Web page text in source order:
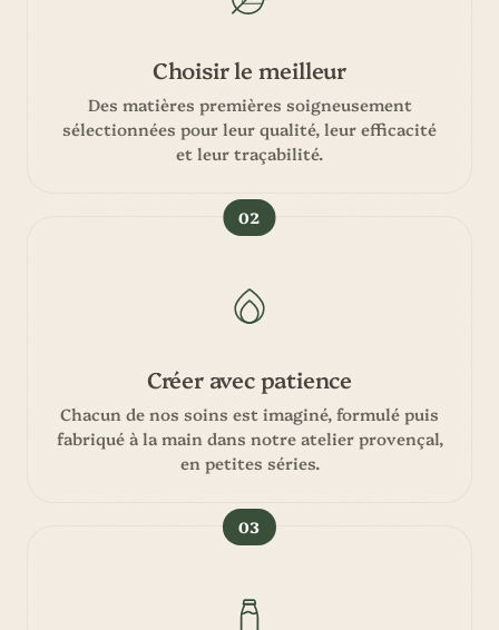
Choisir le meilleur
Des matières premières soigneusement
sélectionnées pour leur qualité, leur efficacité
et leur traçabilité.
02
Créer avec patience
Chacun de nos soins est imaginé, formulé puis
fabriqué à la main dans notre atelier provençal,
en petites séries.
03